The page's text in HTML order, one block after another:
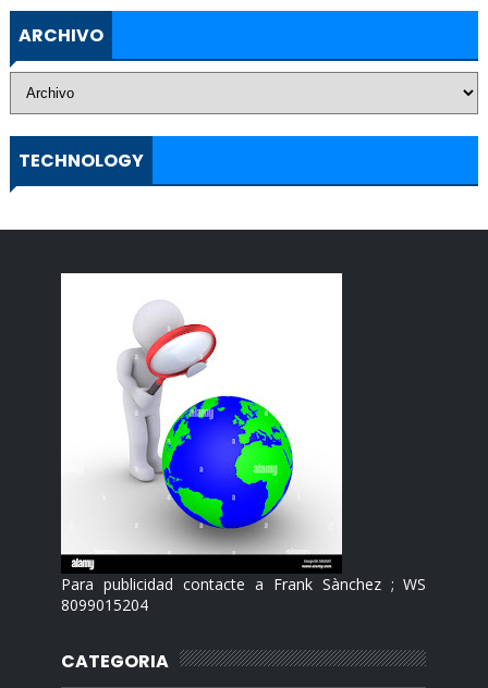
ARCHIVO
TECHNOLOGY
Para publicidad contacte a Frank Sànchez ; WS
8099015204
CATEGORIA